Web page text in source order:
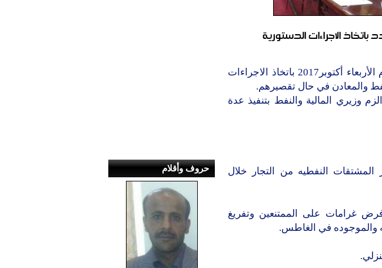
باتخاذ الاجراءات الدستورية
هدد البرلمان اليمني (مجلس النواب)، اليوم الأربعاء أكتوبر2017 باتخاذ الاجراءات
والمعادن في حال تقصيرهم.
المالية والنفط بتنفيذ عدة
اسعار المشتقات النفطيه من التجار خلال
غرامات على الممتنعين وتفريغ
والموجوده في الغاطس.
حروف وأقلام